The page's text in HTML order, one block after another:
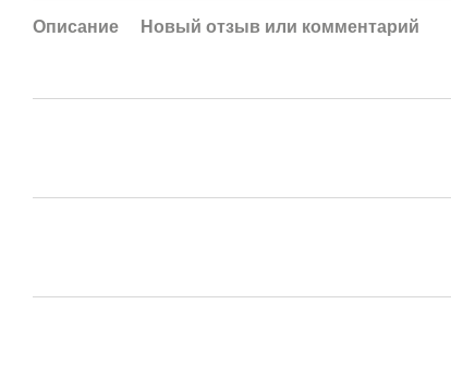
Описание Новый отзыв или комментарий